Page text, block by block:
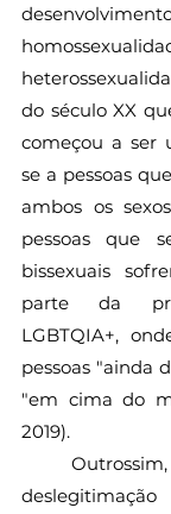
do século XX
começou a ser
se a pessoas
ambos os
pessoas que
bissexuais
parte da
LGBTQIA+,
pessoas "ainda
"em cima do
2019).